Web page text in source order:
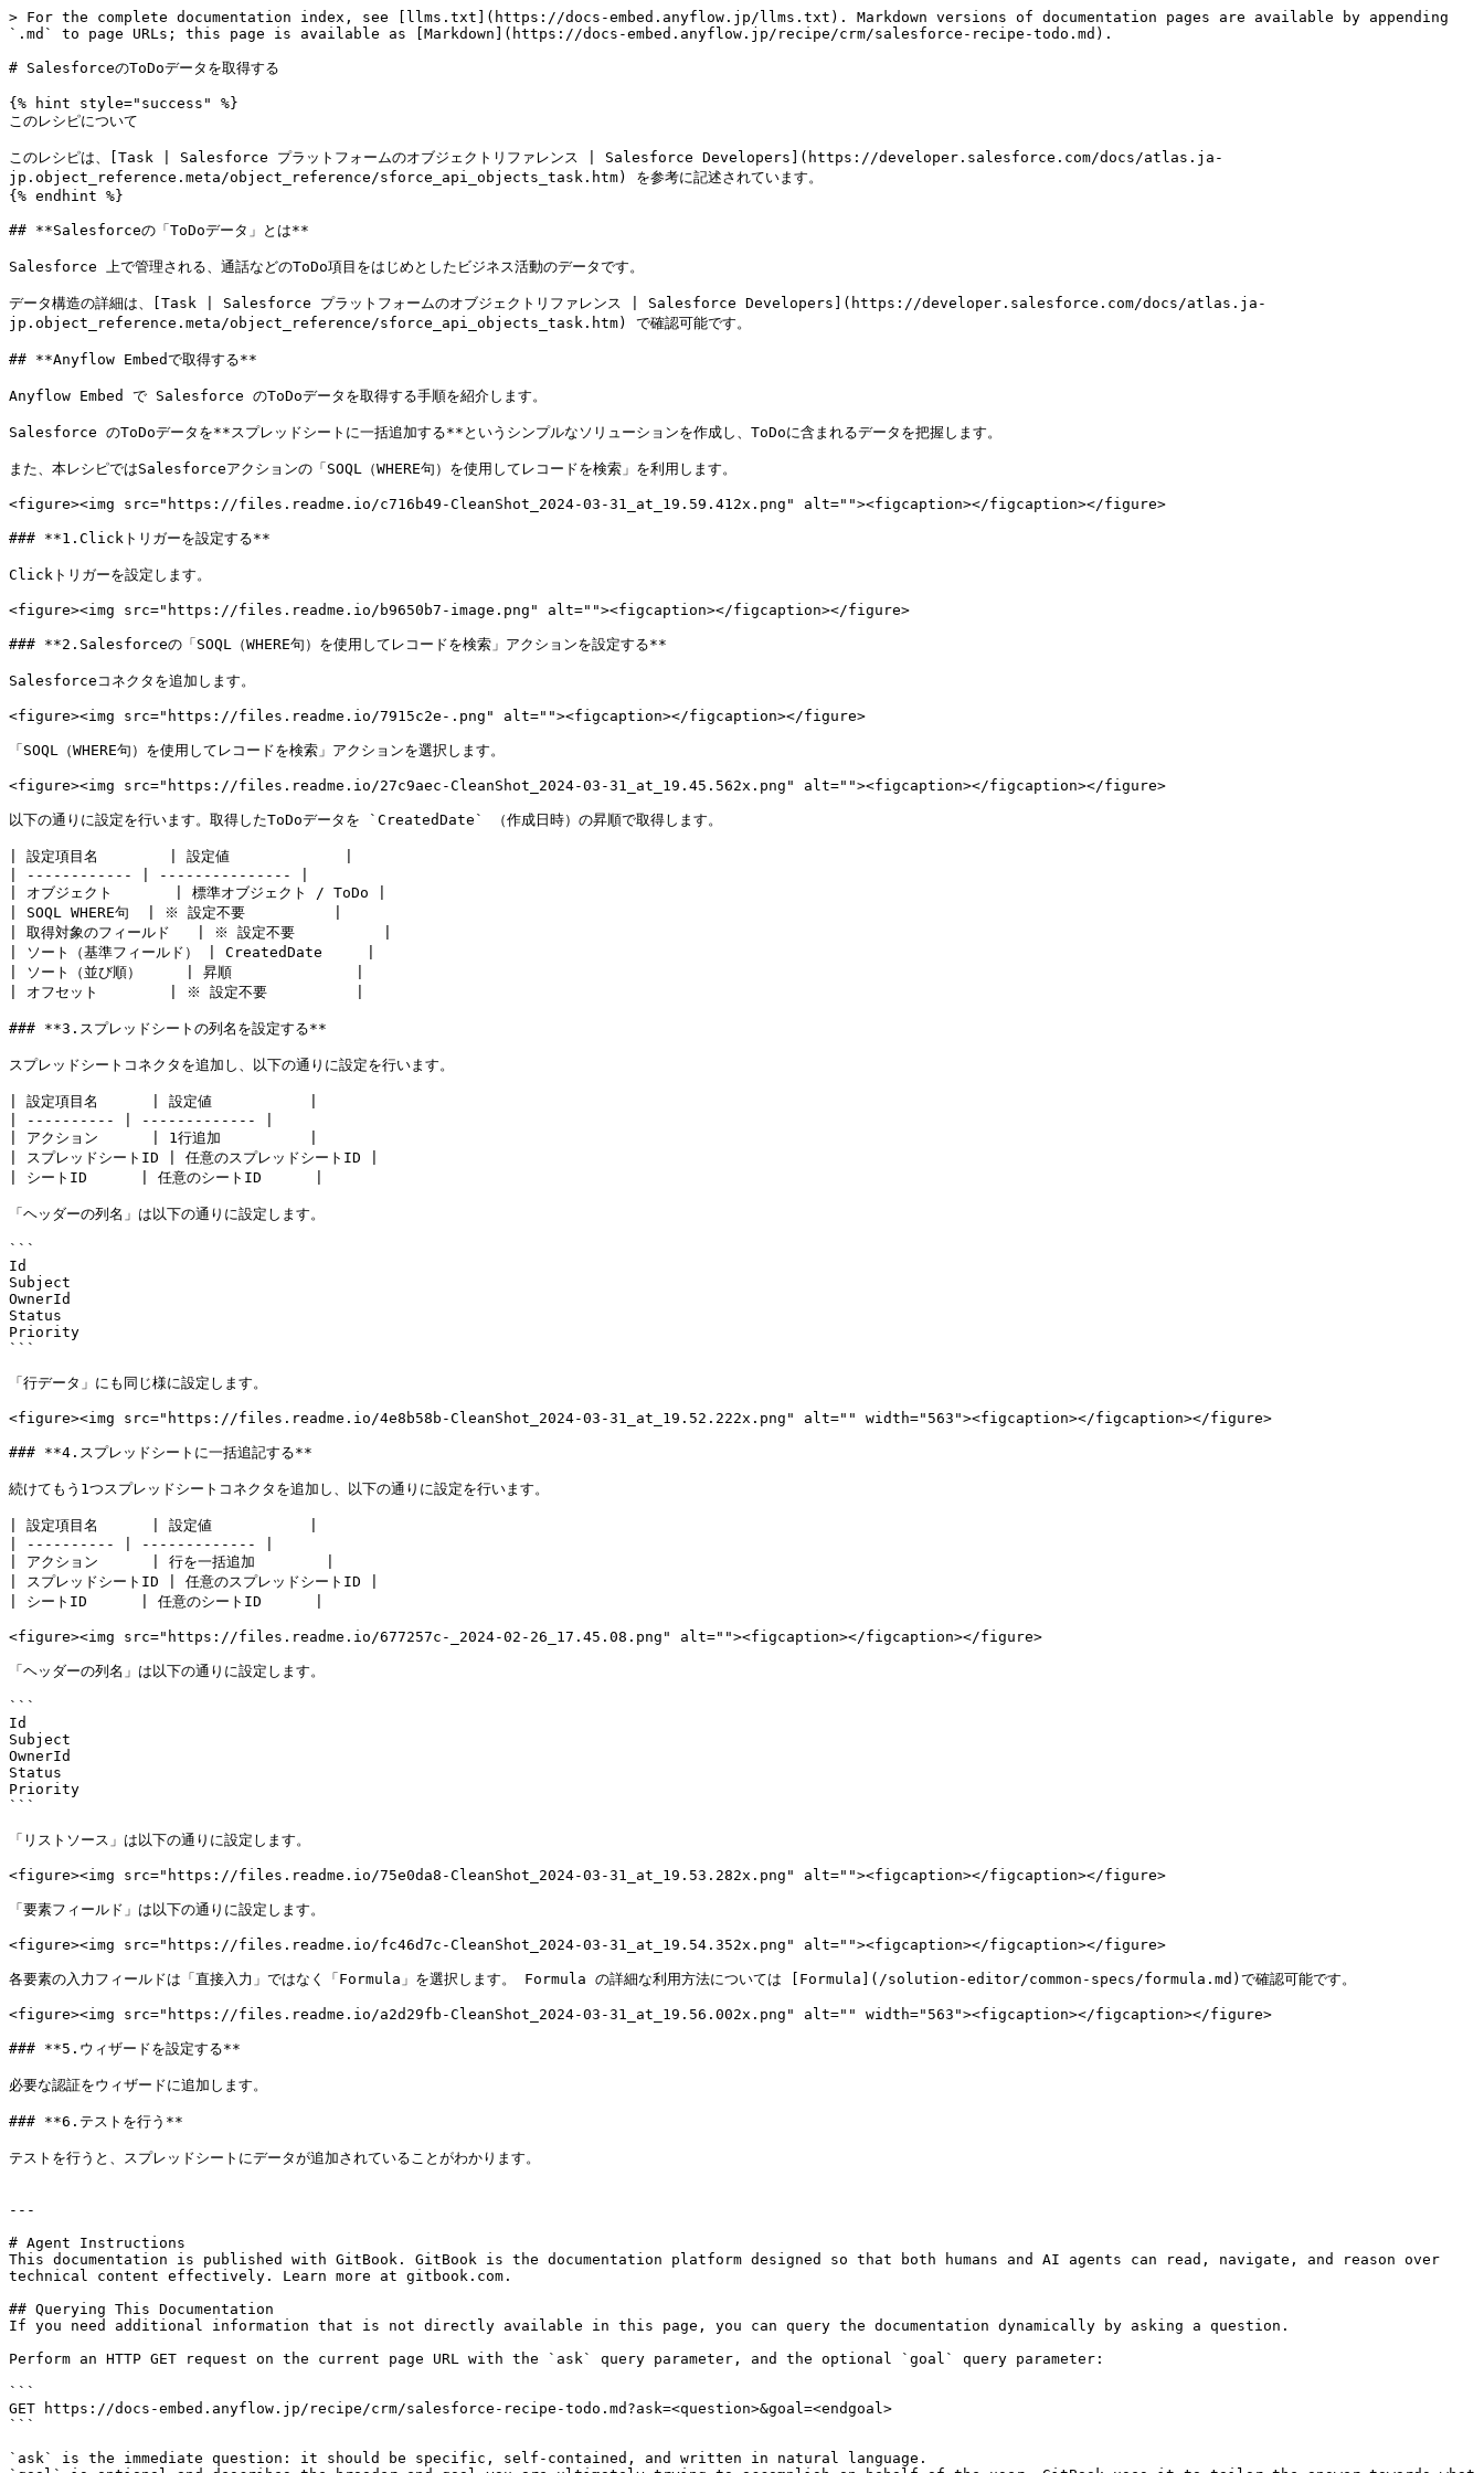
> For the complete documentation index, see [llms.txt](https://docs-embed.anyflow.jp/llms.txt). Markdown versions of documentation pages are available by appending
`.md` to page URLs; this page is available as [Markdown](https://docs-embed.anyflow.jp/recipe/crm/salesforce-recipe-todo.md).
# SalesforceのToDoデータを取得する
{% hint style="success" %}
このレシピについて
このレシピは、[Task | Salesforce プラットフォームのオブジェクトリファレンス | Salesforce Developers](https://developer.salesforce.com/docs/atlas.ja-
jp.object_reference.meta/object_reference/sforce_api_objects_task.htm) を参考に記述されています。
{% endhint %}
## **Salesforceの「ToDoデータ」とは**
Salesforce 上で管理される、通話などのToDo項目をはじめとしたビジネス活動のデータです。
データ構造の詳細は、[Task | Salesforce プラットフォームのオブジェクトリファレンス | Salesforce Developers](https://developer.salesforce.com/docs/atlas.ja-
jp.object_reference.meta/object_reference/sforce_api_objects_task.htm) で確認可能です。
## **Anyflow Embedで取得する**
Anyflow Embed で Salesforce のToDoデータを取得する手順を紹介します。
Salesforce のToDoデータを**スプレッドシートに一括追加する**というシンプルなソリューションを作成し、ToDoに含まれるデータを把握します。
また、本レシピではSalesforceアクションの「SOQL（WHERE句）を使用してレコードを検索」を利用します。
<figure><img src="https://files.readme.io/c716b49-CleanShot_2024-03-31_at_19.59.412x.png" alt=""><figcaption></figcaption></figure>
### **1.Clickトリガーを設定する**
Clickトリガーを設定します。
<figure><img src="https://files.readme.io/b9650b7-image.png" alt=""><figcaption></figcaption></figure>
### **2.Salesforceの「SOQL（WHERE句）を使用してレコードを検索」アクションを設定する**
Salesforceコネクタを追加します。
<figure><img src="https://files.readme.io/7915c2e-.png" alt=""><figcaption></figcaption></figure>
「SOQL（WHERE句）を使用してレコードを検索」アクションを選択します。
<figure><img src="https://files.readme.io/27c9aec-CleanShot_2024-03-31_at_19.45.562x.png" alt=""><figcaption></figcaption></figure>
以下の通りに設定を行います。取得したToDoデータを `CreatedDate` （作成日時）の昇順で取得します。
| 設定項目名        | 設定値             |
| ------------ | --------------- |
| オブジェクト       | 標準オブジェクト / ToDo |
| SOQL WHERE句  | ※ 設定不要          |
| 取得対象のフィールド   | ※ 設定不要          |
| ソート（基準フィールド） | CreatedDate     |
| ソート（並び順）     | 昇順              |
| オフセット        | ※ 設定不要          |
### **3.スプレッドシートの列名を設定する**
スプレッドシートコネクタを追加し、以下の通りに設定を行います。
| 設定項目名      | 設定値           |
| ---------- | ------------- |
| アクション      | 1行追加          |
| スプレッドシートID | 任意のスプレッドシートID |
| シートID      | 任意のシートID      |
「ヘッダーの列名」は以下の通りに設定します。
```
Id
Subject
OwnerId
Status
Priority
```
「行データ」にも同じ様に設定します。
<figure><img src="https://files.readme.io/4e8b58b-CleanShot_2024-03-31_at_19.52.222x.png" alt="" width="563"><figcaption></figcaption></figure>
### **4.スプレッドシートに一括追記する**
続けてもう1つスプレッドシートコネクタを追加し、以下の通りに設定を行います。
| 設定項目名      | 設定値           |
| ---------- | ------------- |
| アクション      | 行を一括追加        |
| スプレッドシートID | 任意のスプレッドシートID |
| シートID      | 任意のシートID      |
<figure><img src="https://files.readme.io/677257c-_2024-02-26_17.45.08.png" alt=""><figcaption></figcaption></figure>
「ヘッダーの列名」は以下の通りに設定します。
```
Id
Subject
OwnerId
Status
Priority
```
「リストソース」は以下の通りに設定します。
<figure><img src="https://files.readme.io/75e0da8-CleanShot_2024-03-31_at_19.53.282x.png" alt=""><figcaption></figcaption></figure>
「要素フィールド」は以下の通りに設定します。
<figure><img src="https://files.readme.io/fc46d7c-CleanShot_2024-03-31_at_19.54.352x.png" alt=""><figcaption></figcaption></figure>
各要素の入力フィールドは「直接入力」ではなく「Formula」を選択します。 Formula の詳細な利用方法については [Formula](/solution-editor/common-specs/formula.md)で確認可能です。
<figure><img src="https://files.readme.io/a2d29fb-CleanShot_2024-03-31_at_19.56.002x.png" alt="" width="563"><figcaption></figcaption></figure>
### **5.ウィザードを設定する**
必要な認証をウィザードに追加します。
### **6.テストを行う**
テストを行うと、スプレッドシートにデータが追加されていることがわかります。
---
# Agent Instructions
This documentation is published with GitBook. GitBook is the documentation platform designed so that both humans and AI agents can read, navigate, and reason over
technical content effectively. Learn more at gitbook.com.
## Querying This Documentation
If you need additional information that is not directly available in this page, you can query the documentation dynamically by asking a question.
Perform an HTTP GET request on the current page URL with the `ask` query parameter, and the optional `goal` query parameter:
```
GET https://docs-embed.anyflow.jp/recipe/crm/salesforce-recipe-todo.md?ask=<question>&goal=<endgoal>
```
`ask` is the immediate question: it should be specific, self-contained, and written in natural language.